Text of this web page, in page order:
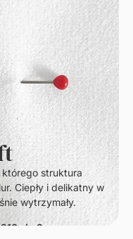
którego struktura
Ciepły i delikatny w
wytrzymały.
m2